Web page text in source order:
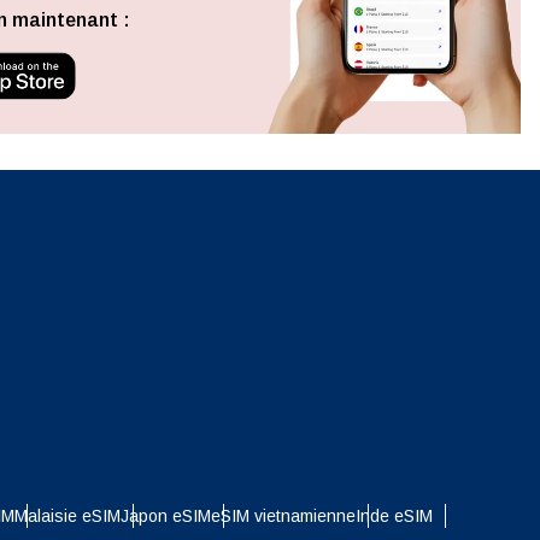
Fermer la fenêtre contextuelle
maintenant :
Malaisie eSIMJapon eSIMeSIM vietnamienneInde eSIM